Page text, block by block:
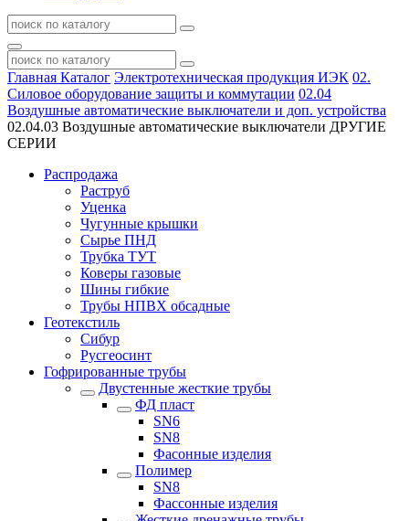
Главная Каталог Электротехническая продукция ИЭК 02.
Силовое оборудование защиты и коммутации 02.04
Воздушные автоматические выключатели и доп. устройства
02.04.03 Воздушные автоматические выключатели ДРУГИЕ
СЕРИИ
Распродажа
Раструб
Уценка
Чугунные крышки
Сырье ПНД
Трубка ТУТ
Коверы газовые
Шины гибкие
Трубы НПВХ обсадные
Геотекстиль
Сибур
Русгеосинт
Гофрированные трубы
Двустенные жесткие трубы
ФД пласт
SN6
SN8
Фасонные изделия
Полимер
SN8
Фассонные изделия